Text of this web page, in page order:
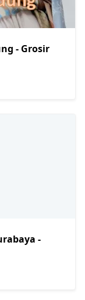
- Grosir
-